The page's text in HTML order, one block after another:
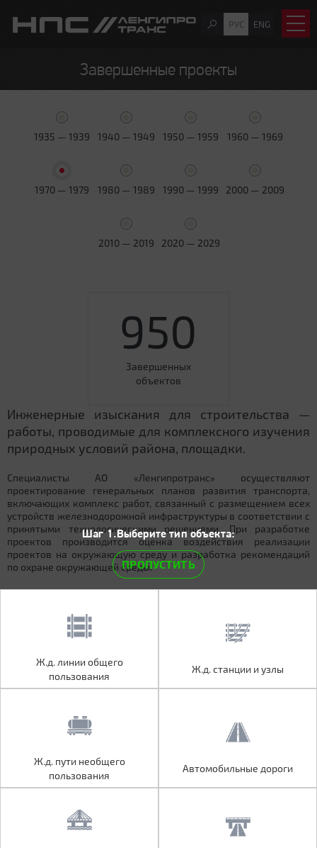
РУС ENG
Завершенные проекты
1935 — 1939 1940 — 1949 1950 — 1959 1960 — 1969
1970 — 1979 1980 — 1989 1990 — 1999 2000 — 2009
2010 — 2019 2020 — 2029
950
Завершенных
объектов
Инженерные изыскания для строительства —
работы, проводимые для комплексного изучения
природных условий района, площадки.
Специалисты АО «Ленгипротранс» осуществляют
проектирование генеральных планов развития транспорта,
включающих комплекс работ, связанный с размещением всех
устройств железнодорожной инфраструктуры в соответствии с
принятыми технологическими решениями. При разработке
проектов производится оценка воздействия реализации
проектов на окружающую среду и разработка рекомендаций
по охране окружающей среды.
Ж.д. линии общего
пользования
Ж.д. пути необщего
пользования
Автомобильные дороги
Шаг 1.Выберите тип объекта:
ПРОПУСТИТЬ
Ж.д. линии общего
пользования
Ж.д. станции и узлы
Ж.д. пути необщего
пользования
Автомобильные дороги